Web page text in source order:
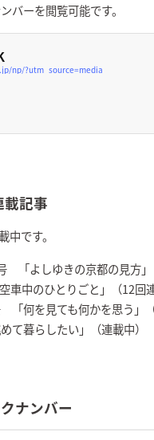
バーを閲覧可能です。
np/?utm_source=media
載記事
です。
「よしゆきの京都の見方」
中のひとりごと」（12回連
何を見ても何かを思う」（
暮らしたい」（連載中）
ナンバー